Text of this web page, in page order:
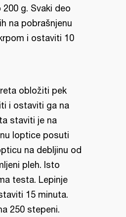
g. Svaki deo
na pobrašnjenu
i ostaviti 10
obložiti pek
i ostaviti ga na
staviti je na
loptice posuti
na debljinu od
pleh. Isto
testa. Lepinje
15 minuta.
250 stepeni.